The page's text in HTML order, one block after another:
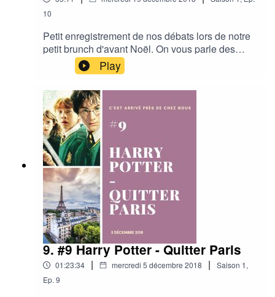
10
Petit enregistrement de nos débats lors de notre
petit brunch d'avant Noël. On vous parle des
films qui sortent à Noël, ceux qui seront diffusés
à la TV mais aussi de nos souvenirs de films de
Noël.Retour en enfance et aussi mise au point
sur les téléfilm d'M6.
Play
9. #9 Harry Potter - Quitter Paris
01:23:34 | mercredi 5 décembre 2018 | Saison 1,
Ep. 9